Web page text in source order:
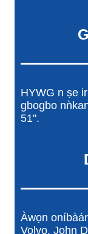
HYWG n ṣe
gbogbo
51".
Àwọn
Volvo, John